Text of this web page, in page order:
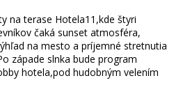
na terase Hotela11,kde štyri
čaká sunset atmosféra,
na mesto a príjemné stretnutia
západe slnka bude program
hotela,pod hudobným velením